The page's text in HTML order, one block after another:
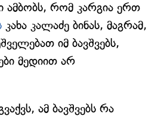
ამბობს, რომ კარგია ერთ
კახა კალაძე ბინას, მაგრამ,
იმ ბავშვებს,
მედიით არ
ამ ბავშვებს რა